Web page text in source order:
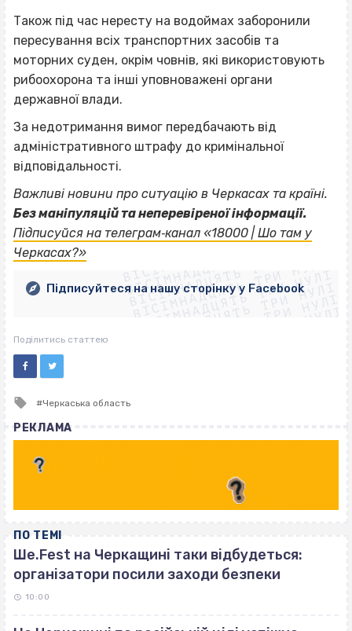
Також під час нересту на водоймах заборонили
пересування всіх транспортних засобів та
моторних суден, окрім човнів, які використовують
рибоохорона та інші уповноважені органи
державної влади.
За недотримання вимог передбачають від
адміністративного штрафу до кримінальної
відповідальності.
Важливі новини про ситуацію в Черкасах та країні.
Без маніпуляцій та неперевіреної інформації.
Підписуйся на телеграм‐канал «18000 | Шо там у
Черкасах?»
ВІСІМНАДЦЯТЬ ТРИ НУЛІ
ВІСІМНАДЦЯТЬ ТРИ НУЛІ
ВІСІМНАДЦЯТЬ ТРИ НУЛІ
ВІСІМНАДЦЯТЬ ТРИ НУЛІ
ВІСІМНАДЦЯТЬ ТРИ НУЛІ
ВІСІМНАДЦЯТЬ ТРИ НУЛІ
ВІСІМНАДЦЯТЬ ТРИ НУЛІ
ВІСІМНАДЦЯТЬ ТРИ НУЛІ
Підписуйтеся на нашу сторінку у Facebook
Поділитись статтею
Tagged
Черкаська область
РЕКЛАМА
ПО ТЕМІ
Ше.Fest на Черкащині таки відбудеться:
організатори посили заходи безпеки
10:00